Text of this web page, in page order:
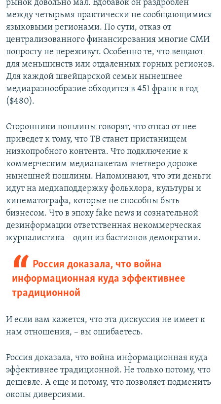
рынок довольно мал. Вдобавок он раздроблен
между четырьмя практически не сообщающимися
языковыми регионами. По сути, отказ от
централизованного финансирования многие СМИ
попросту не переживут. Особенно те, что вещают
для меньшинств или отдаленных горных регионов.
Для каждой швейцарской семьи нынешнее
медиаразнообразие обходится в 451 франк в год
($480).
Сторонники пошлины говорят, что отказ от нее
приведет к тому, что ТВ станет пристанищем
низкопробного контента. Что подключение к
коммерческим медиапакетам вчетверо дороже
нынешней пошлины. Напоминают, что эти деньги
идут на медиаподдержку фольклора, культуры и
кинематографа, которые не способны быть
бизнесом. Что в эпоху fake news и сознательной
дезинформации ответственная некоммерческая
журналистика – один из бастионов демократии.
Россия доказала, что война
информационная куда эффективнее
традиционной
И если вам кажется, что эта дискуссия не имеет к
нам отношения, – вы ошибаетесь.
Россия доказала, что война информационная куда
эффективнее традиционной. Не только потому, что
дешевле. А еще и потому, что позволяет подменить
окопы диверсиями.